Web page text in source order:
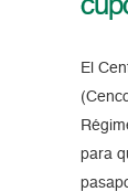
El
para